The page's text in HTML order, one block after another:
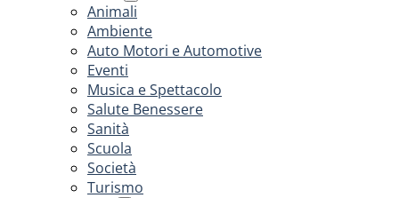
Animali
Ambiente
Auto Motori e Automotive
Eventi
Musica e Spettacolo
Salute Benessere
Sanità
Scuola
Società
Turismo